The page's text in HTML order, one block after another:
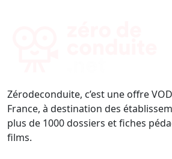
Zérodeconduite, c’est une offre
France, à destination des
plus de 1000 dossiers et fiches
films.